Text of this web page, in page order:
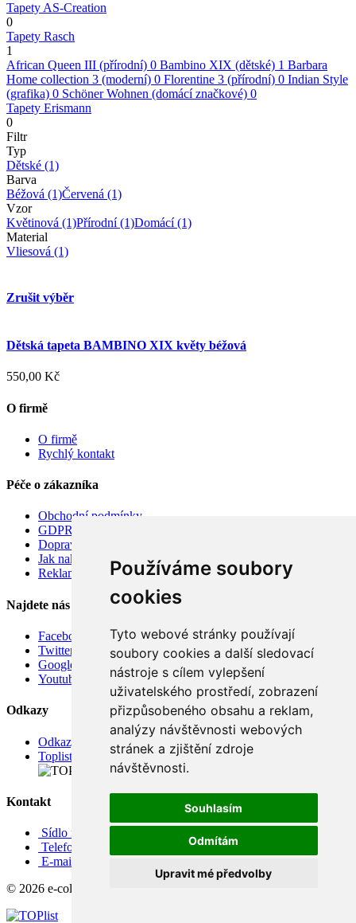
Používáme soubory
cookies
Tyto webové stránky používají
soubory cookies a další sledovací
nástroje s cílem vylepšení
uživatelského prostředí, zobrazení
přizpůsobeného obsahu a reklam,
analýzy návštěvnosti webových
stránek a zjištění zdroje
návštěvnosti.
Souhlasím
Odmítám
Upravit mé předvolby
Tapety AS-Creation
0
Tapety Rasch
1
African Queen III (přírodní) 0 Bambino XIX (dětské) 1 Barbara
Home collection 3 (moderní) 0 Florentine 3 (přírodní) 0 Indian Style
(grafika) 0 Schöner Wohnen (domácí značkové) 0
Tapety Erismann
0
Filtr
Typ
Dětské (1)
Barva
Béžová (1)Červená (1)
Vzor
Květinová (1)Přírodní(1)Domácí(1)
Material
Vliesová (1)
Zrušit výběr
Dětská tapeta BAMBINO XIX květy béžová
550,00 Kč
O firmě
O firmě
Rychlý kontakt
Péče o zákazníka
Obchodní podmínky
GDPR
Doprava
Jak nakupovat
Reklamace
Najdete nás
Facebook
Twitter
Google
Youtube
Odkazy
Odkazy
Toplist
Kontakt
Sídlo firmy: Boženy Němcové 739/1, Svitavy 568 02, CZ
Telefon: +420 608 449 590
E-mail: info@e-color.cz
© 2026 e-color.cz